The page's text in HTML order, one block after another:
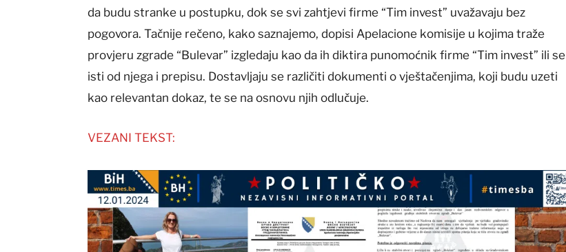
da budu stranke u postupku, dok se svi zahtjevi firme “Tim invest” uvažavaju bez
pogovora. Tačnije rečeno, kako saznajemo, dopisi Apelacione komisije u kojima traže
provjeru zgrade “Bulevar” izgledaju kao da ih diktira punomoćnik firme “Tim invest” ili se
isti od njega i prepisu. Dostavljaju se različiti dokumenti o vještačenjima, koji budu uzeti
kao relevantan dokaz, te se na osnovu njih odlučuje.
VEZANI TEKST: